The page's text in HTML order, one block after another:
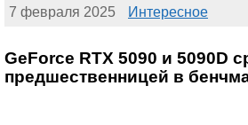
7 февраля 2025 Интересное
GeForce RTX 5090 и 5090D
предшественницей в